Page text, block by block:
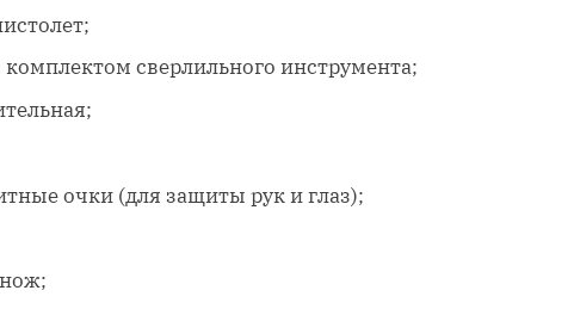
комплектом сверлильного инструмента;
очки (для защиты рук и глаз);